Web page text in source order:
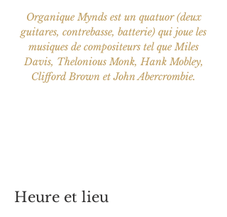
Organique Mynds est un quatuor (deux
guitares, contrebasse, batterie) qui joue les
musiques de compositeurs tel que Miles
Davis, Thelonious Monk, Hank Mobley,
Clifford Brown et John Abercrombie.
Heure et lieu